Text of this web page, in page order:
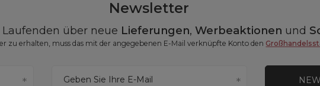
Newsletter
über neue Lieferungen,Werbeaktionen und
zu erhalten, muss das mit der angegebenen E-Mail verknüpfte Konto den
Geben Sie Ihre E-Mail